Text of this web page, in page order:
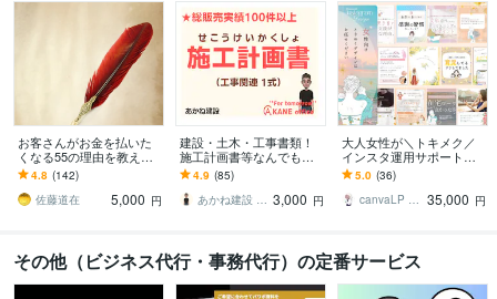
お客さんがお金を払いた
くなる55の理由を教えま
す 『自分がどうすれば人
の役にたてるのかわから
ない』ときに
4.8 (142)
佐藤道在
5,000 円
建設・土木・工事書類！
施工計画書等なんでもし
ます 【総販売200件】・
施工計画書・竣工書類・
事務・雑務など！
4.9 (85)
あかね建設 AKANEoffice 3,000 円
大人女性が＼トキメク／
インスタ運用サポートま
す 【プラチナ認定】編集
可能なテンプレもプレゼ
ント★
5.0 (36)
canvaLP ･ HP┊︎mimo39 35,000 円
その他（ビジネス代行・事務代行）の定番サービス